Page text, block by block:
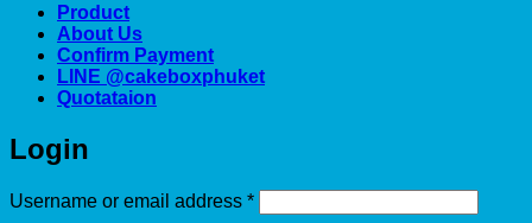
Product
About Us
Confirm Payment
LINE @cakeboxphuket
Quotataion
Login
Username or email address *Required